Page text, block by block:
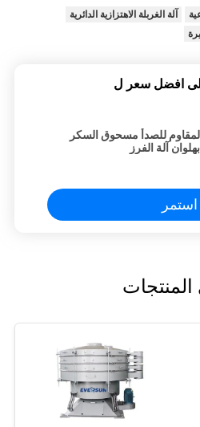
آلة الغربلة الاهتزازية الدائرية
افضل سعر ل
المقاوم للصدأ مسحوق السكر
آلة الفرز
استمر
المنتجات